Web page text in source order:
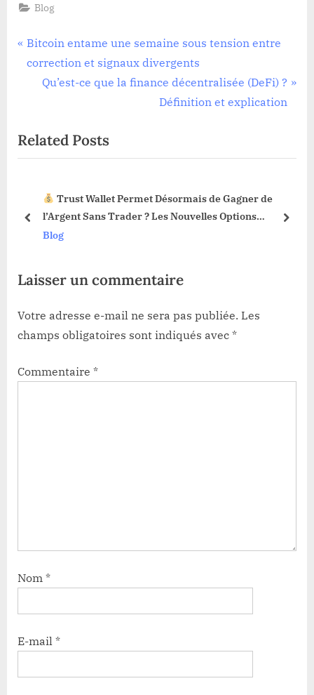
Blog
Navigation
P
r
o
u
o
:
Bitcoin entame une semaine sous tension entre
correction et signaux divergents
N
t
P
s
t
:
Qu’est-ce que la finance décentralisée (DeFi) ?
Définition et explication
Related Posts
Trust Wallet Permet Désormais de Gagner de
l’Argent Sans Trader ? Les Nouvelles Options
Dévoilées !
Blog
prev next
Laisser un commentaire
Votre adresse e-mail ne sera pas publiée. Les
champs obligatoires sont indiqués avec *
Commentaire *
Nom *
E-mail *